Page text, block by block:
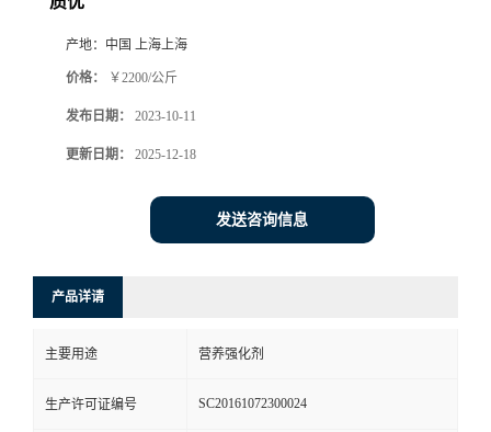
产地： 中国 上海上海
价格： ￥2200/公斤
发布日期： 2023-10-11
更新日期： 2025-12-18
发送咨询信息
产品详请
主要用途 营养强化剂
生产许可证编号 SC20161072300024